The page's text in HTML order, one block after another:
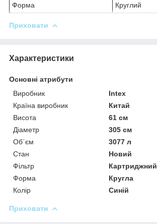
Форма
Круглий
Приховати
Характеристики
Основні атрибути
Виробник
Intex
Країна виробник
Китай
Висота
61 см
Діаметр
305 см
Об`єм
3077 л
Стан
Новий
Фільтр
Картриджний
Форма
Кругла
Колір
Синій
Приховати